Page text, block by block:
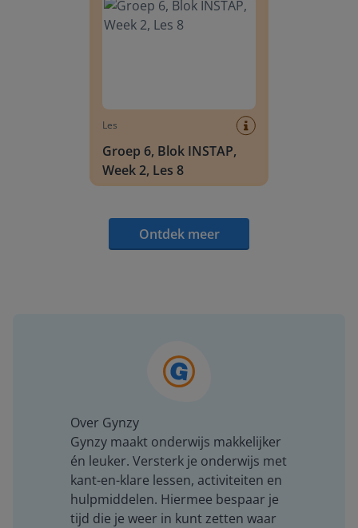
Les
Groep 6, Blok INSTAP,
Week 2, Les 8
Ontdek meer
Over Gynzy
Gynzy maakt onderwijs makkelijker
én leuker. Versterk je onderwijs met
kant-en-klare lessen, activiteiten en
hulpmiddelen. Hiermee bespaar je
tijd die je weer in kunt zetten waar